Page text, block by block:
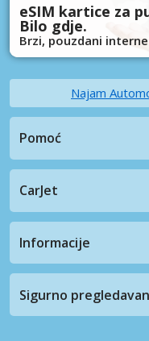
eSIM kartice za
Bilo gdje.
Brzi, pouzdani
Najam
Pomoć
CarJet
Informacije
Sigurno